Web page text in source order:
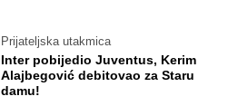
Prijateljska utakmica
Inter pobijedio Juventus, Kerim
Alajbegović debitovao za Staru
damu!